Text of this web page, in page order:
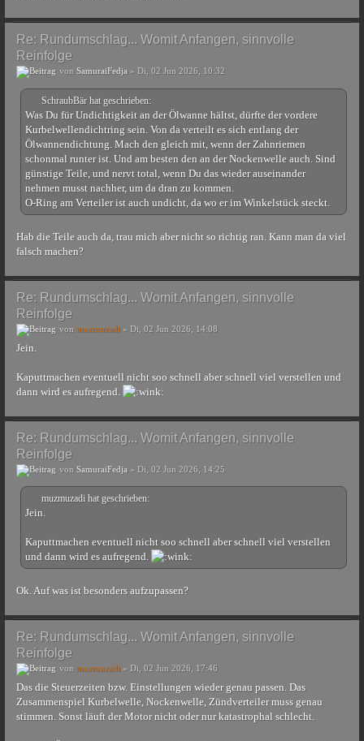
Re: Rundumschlag... Womit Anfangen, sinnvolle
Reinfolge
von SamuraiFedja » Di, 02 Jun 2026, 10:32
SchraubBär hat geschrieben:
Was Du für Undichtigkeit an der Ölwanne hältst, dürfte der vordere
Kurbelwellendichtring sein. Von da verteilt es sich entlang der
Ölwannendichtung. Mach den gleich mit, wenn der Zahnriemen
schonmal runter ist. Und am besten den an der Nockenwelle auch. Sind
günstige Teile, und nervt total, wenn Du das wieder auseinander
nehmen musst nachher, um da dran zu kommen.
O-Ring am Verteiler ist auch undicht, da wo er im Winkelstück steckt.
Hab die Teile auch da, trau mich aber nicht so richtig ran. Kann man da viel
falsch machen?
Re: Rundumschlag... Womit Anfangen, sinnvolle
Reinfolge
von muzmuzadi » Di, 02 Jun 2026, 14:08
Jein.
Kaputtmachen eventuell nicht soo schnell aber schnell viel verstellen und
dann wird es aufregend.
Re: Rundumschlag... Womit Anfangen, sinnvolle
Reinfolge
von SamuraiFedja » Di, 02 Jun 2026, 14:25
muzmuzadi hat geschrieben:
Jein.
Kaputtmachen eventuell nicht soo schnell aber schnell viel verstellen
und dann wird es aufregend.
Ok. Auf was ist besonders aufzupassen?
Re: Rundumschlag... Womit Anfangen, sinnvolle
Reinfolge
von muzmuzadi » Di, 02 Jun 2026, 17:46
Das die Steuerzeiten bzw. Einstellungen wieder genau passen. Das
Zusammenspiel Kurbelwelle, Nockenwelle, Zündverteiler muss genau
stimmen. Sonst läuft der Motor nicht oder nur katastrophal schlecht.